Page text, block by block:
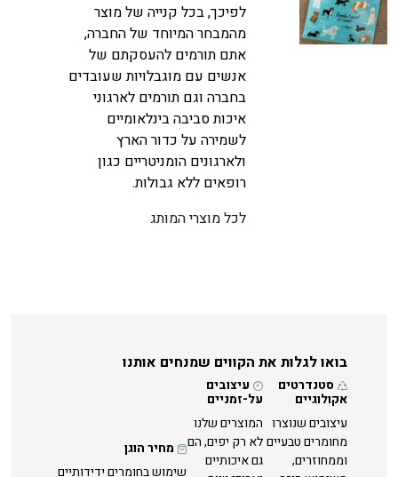
לפיכך, בכל קנייה של מוצר
מהמבחר המיוחד של החברה,
אתם תורמים להעסקתם של
אנשים עם מוגבלויות שעובדים
בחברה וגם תורמים לארגוני
איכות סביבה בינלאומיים
לשמירה על כדור הארץ
ולארגונים הומניטריים כגון
רופאים ללא גבולות.
לכל מוצרי המותג
בואו לגלות את הקווים שמנחים אותנו
סטנדרטים
אקולוגיים
עיצובים שנוצרו
מחומרים טבעיים
וממחוזרים,
עיצובים
על-זמניים
המוצרים שלנו
לא רק יפים, הם
גם איכותיים
מחיר הוגן
שימוש בחומרים ידידותיים